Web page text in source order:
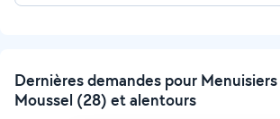
Dernières demandes pour Menuisiers
Moussel (28) et alentours